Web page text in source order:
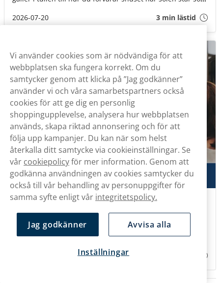
2026-07-20
3 min lästid
Så påverkas snuset i en lågkonjunktur
upp och hemelektroniken får vänta, men samtidigt
påverkas vissa utgifter mindre än andra. Vi har undersökt
snuset står sig i jämförelsen.
Vi använder cookies som är nödvändiga för att
webbplatsen ska fungera korrekt. Om du
samtycker genom att klicka på ”Jag godkänner”
använder vi och våra samarbetspartners också
cookies för att ge dig en personlig
shoppingupplevelse, analysera hur webbplatsen
används, skapa riktad annonsering och för att
följa upp kampanjer. Du kan när som helst
återkalla ditt samtycke via cookieinställningar. Se
vår cookiepolicyför mer information. Genom att
godkänna användningen av cookies samtycker du
också till vår behandling av personuppgifter för
samma syfte enligt vår integritetspolicy.
Jag godkänner Avvisa alla
Inställningar